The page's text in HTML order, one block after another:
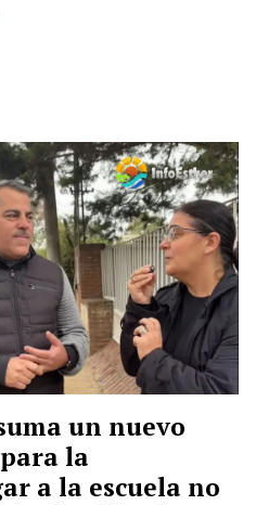
un nuevo
la
a la escuela no